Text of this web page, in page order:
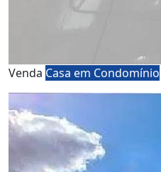
Venda Casa em Condomínio